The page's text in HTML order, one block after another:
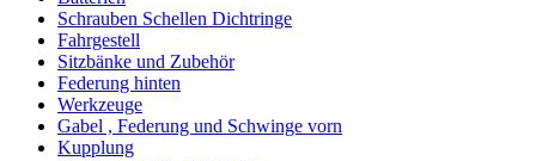
Schrauben Schellen Dichtringe
Fahrgestell
Sitzbänke und Zubehör
Federung hinten
Werkzeuge
Gabel , Federung und Schwinge vorn
Kupplung